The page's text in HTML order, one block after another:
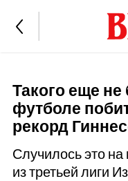
Такого еще
футболе
рекорд
Случилось это на
из третьей лиги